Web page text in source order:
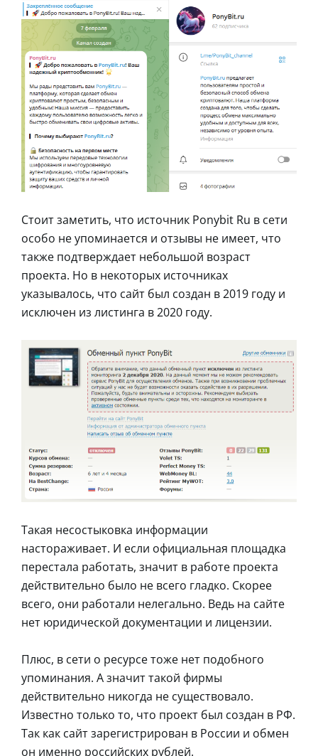
Стоит заметить, что источник Ponybit Ru в сети
особо не упоминается и отзывы не имеет, что
также подтверждает небольшой возраст
проекта. Но в некоторых источниках
указывалось, что сайт был создан в 2019 году и
исключен из листинга в 2020 году.
Такая несостыковка информации
настораживает. И если официальная площадка
перестала работать, значит в работе проекта
действительно было не всего гладко. Скорее
всего, они работали нелегально. Ведь на сайте
нет юридической документации и лицензии.
Плюс, в сети о ресурсе тоже нет подобного
упоминания. А значит такой фирмы
действительно никогда не существовало.
Известно только то, что проект был создан в РФ.
Так как сайт зарегистрирован в России и обмен
он именно российских рублей.